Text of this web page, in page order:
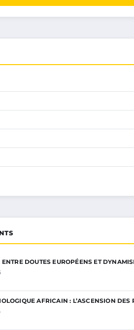
DOUTES EUROPÉENS ET
AFRICAIN : L’ASCENSION DES